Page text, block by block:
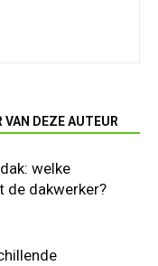
VAN DEZE AUTEUR
welke
de dakwerker?